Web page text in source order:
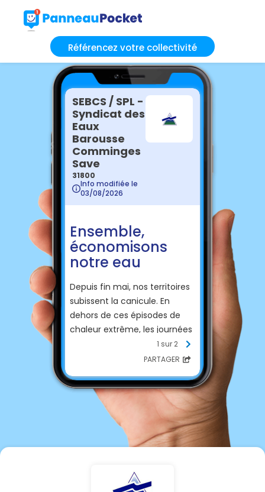
Référencez votre collectivité
SEBCS / SPL -
Syndicat des
Eaux
Barousse
Comminges
Save
31800
Info modifiée le
03/08/2026
Ensemble,
économisons
notre eau
Depuis fin mai, nos territoires
subissent la canicule. En
dehors de ces épisodes de
chaleur extrême, les journées
restent très chaudes et la
pluie rare. Dans ce contexte, il
collective d’agir pour
économiser et préserver l’eau
que nous utilisons.
En complément des
restrictions d’usage de l’eau
préfectoral, nous vous
rappelons quelques règles de
1 sur 2
PARTAGER